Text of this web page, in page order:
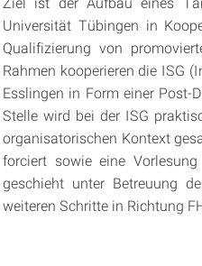
Universität Tübingen in
Qualifizierung von
Rahmen kooperieren die ISG
Esslingen in Form einer
Stelle wird bei der ISG
organisatorischen Kontext
forciert sowie eine
geschieht unter Betreuung
weiteren Schritte in Richtung